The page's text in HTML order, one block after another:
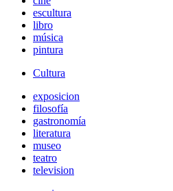
escultura
libro
música
pintura
Cultura
exposicion
filosofía
gastronomía
literatura
museo
teatro
television